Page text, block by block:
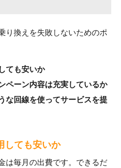
り換えを失敗しないためのポ
ても安いか
ペーン内容は充実しているか
な回線を使ってサービスを提
しても安いか
は毎月の出費です。できるだ